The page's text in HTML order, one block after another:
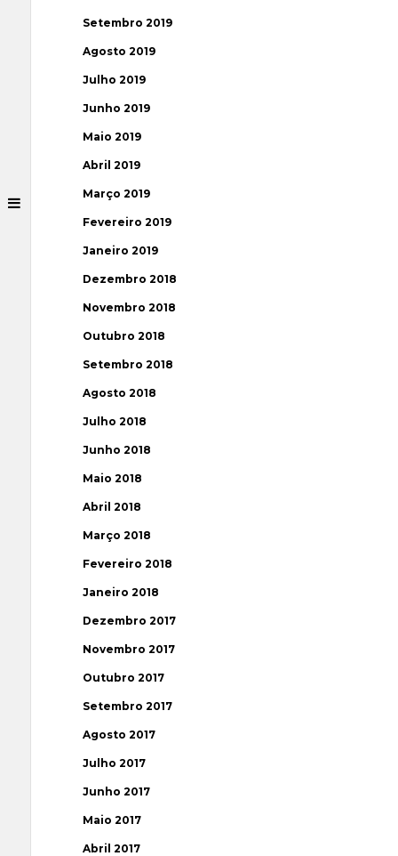
Setembro 2019
Agosto 2019
Julho 2019
Junho 2019
Maio 2019
Abril 2019
Março 2019
Fevereiro 2019
Janeiro 2019
Dezembro 2018
Novembro 2018
Outubro 2018
Setembro 2018
Agosto 2018
Julho 2018
Junho 2018
Maio 2018
Abril 2018
Março 2018
Fevereiro 2018
Janeiro 2018
Dezembro 2017
Novembro 2017
Outubro 2017
Setembro 2017
Agosto 2017
Julho 2017
Junho 2017
Maio 2017
Abril 2017